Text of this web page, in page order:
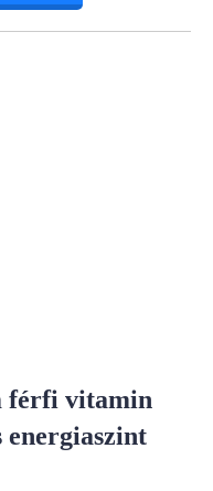
férfi vitamin
energiaszint